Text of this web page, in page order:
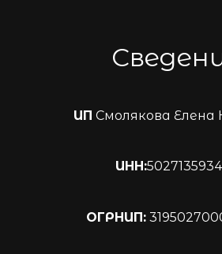
ИП Смолякова Елена
ИНН:
ОГРНИП: